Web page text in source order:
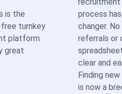
is the
turnkey
platform
great
process
changer.
referrals or
clear and
Finding
is now a